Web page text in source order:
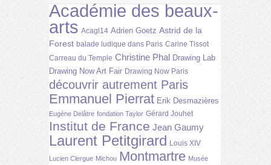
Académie des beaux-
arts Acagl14 Adrien Goetz Astrid de la
Forest balade ludique dans Paris Carine Tissot
Carreau du Temple Christine Phal Drawing Lab
Drawing Now Art Fair Drawing Now Paris
découvrir autrement Paris
Emmanuel Pierrat Erik Desmazières
Eugène Delâtre fondation Taylor Gérard Jouhet
Institut de France Jean Gaumy
Laurent Petitgirard Louis XIV
Lucien Clergue Michou Montmartre Musée